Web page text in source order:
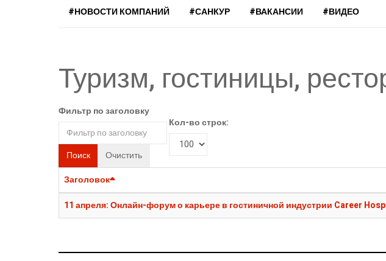
#НОВОСТИ КОМПАНИЙ #САНКУР #ВАКАНСИИ #ВИДЕО
Туризм, гостиницы,
Фильтр по заголовку
Поиск Очистить
Кол-во строк:
Заголовок
11 апреля: Онлайн-форум о карьере в гостиничной индустрии Career